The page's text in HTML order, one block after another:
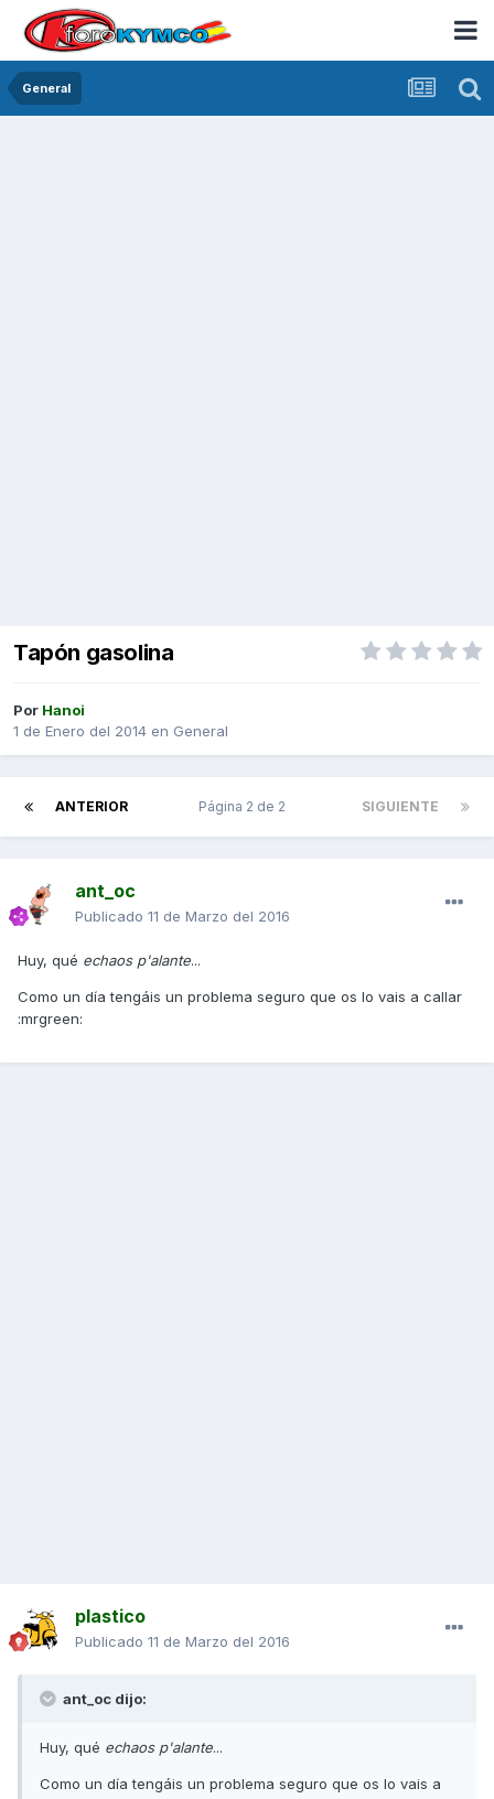
General
Tapón gasolina
Por Hanoi
1 de Enero del 2014 en General
ANTERIOR SIGUIENTE
Página 2 de 2
ant_oc
Publicado 11 de Marzo del 2016
Huy, qué echaos p'alante...
Como un día tengáis un problema seguro que os lo vais a callar
:mrgreen:
plastico
Publicado 11 de Marzo del 2016
ant_oc dijo:
Huy, qué echaos p'alante...
Como un día tengáis un problema seguro que os lo vais a